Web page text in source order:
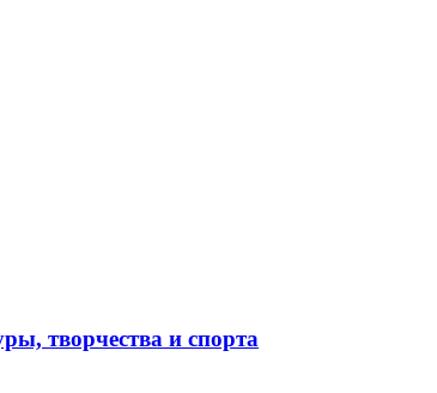
творчества и спорта